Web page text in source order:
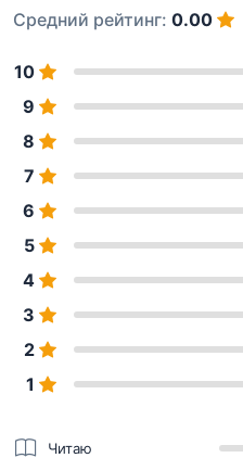
Средний рейтинг: 0.00
10
9
8
7
6
5
4
3
2
1
Читаю